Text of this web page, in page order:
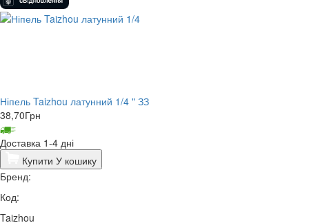
Ніпель Taizhou латунний 1/4 " ЗЗ
38,70Грн
Доставка 1-4 дні
Купити У кошику
Бренд:
Код:
Taizhou